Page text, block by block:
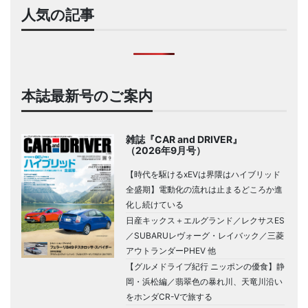
人気の記事
本誌最新号のご案内
雑誌『CAR and DRIVER』
（2026年9月号）
【時代を駆けるxEVは界隈はハイブリッド
全盛期】電動化の流れは止まるどころか進
化し続けている
日産キックス＋エルグランド／レクサスES
／SUBARUレヴォーグ・レイバック／三菱
アウトランダーPHEV 他
【グルメドライブ紀行 ニッポンの優食】静
岡・浜松編／翡翠色の暴れ川、天竜川沿い
をホンダCR-Vで旅する